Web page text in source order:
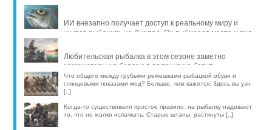
ИИ внезапно получает доступ к реальному миру и
учится рыбачить на Днепре. Он выбирает место и вид
Любительская рыбалка в этом сезоне заметно
изменилась: на берег и в лодку чаще берут
компактные эхолоты, об [..]
Что общего между грубыми ремешками рыбацкой обуви и
глянцевыми показами мод? Больше, чем кажется. Здесь вы узн
[..]
Когда-то существовало простое правило: на рыбалку надевают
то, что не жалко испачкать. Старые штаны, растянуты [..]